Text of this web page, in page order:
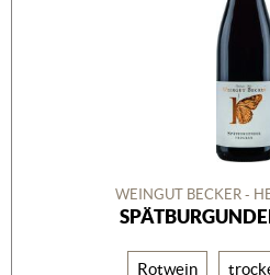
WEINGUT BECKER -
Rotwein